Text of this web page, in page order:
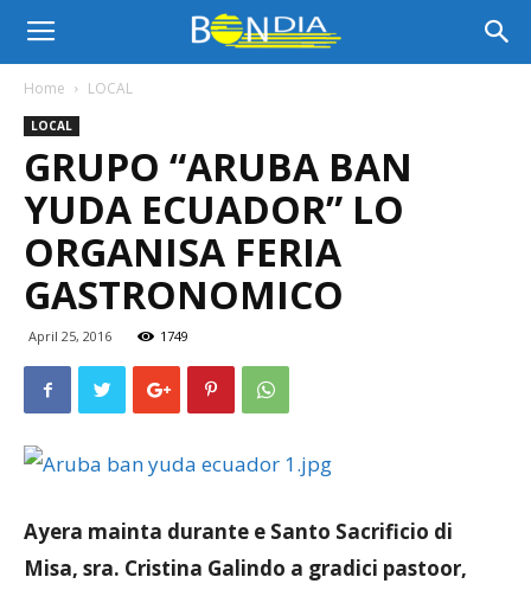
Bon
Dia
Aruba
Home LOCAL
LOCAL
GRUPO “ARUBA BAN
YUDA ECUADOR” LO
ORGANISA FERIA
GASTRONOMICO
April 25, 2016 1749
Ayera mainta durante e Santo Sacrificio di
Misa, sra. Cristina Galindo a gradici pastoor,